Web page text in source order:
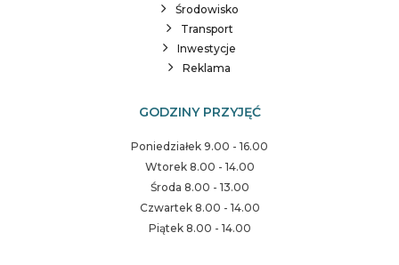
Środowisko
Transport
Inwestycje
Reklama
GODZINY PRZYJĘĆ
Poniedziałek 9.00 - 16.00
Wtorek 8.00 - 14.00
Środa 8.00 - 13.00
Czwartek 8.00 - 14.00
Piątek 8.00 - 14.00